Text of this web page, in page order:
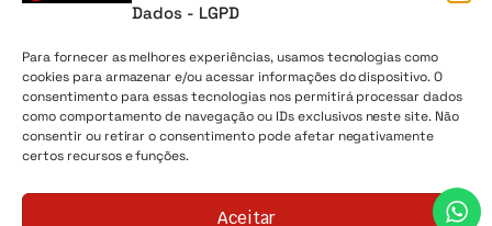
Dados - LGPD
Para fornecer as melhores experiências, usamos tecnologias como
cookies para armazenar e/ou acessar informações do dispositivo. O
consentimento para essas tecnologias nos permitirá processar dados
como comportamento de navegação ou IDs exclusivos neste site. Não
consentir ou retirar o consentimento pode afetar negativamente
certos recursos e funções.
Aceitar
Sobre Nós Minha Conta Envio Lista de desejos
Digipower® - 2026 Todos os direitos reservados. CNPJ
04.225.147/0001-30